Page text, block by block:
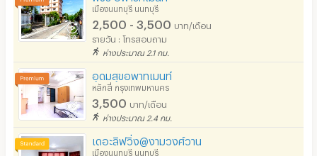
เมืองนนทบุรี นนทบุรี
2,500 - 3,500 บาท/เดือน
รายวัน : โทรสอบถาม
ห่างประมาณ 2.1 กม.
อุดมสุขอพาทเมนท์
หลักสี่ กรุงเทพมหานคร
3,500 บาท/เดือน
ห่างประมาณ 2.4 กม.
เดอะลิฟวิ่ง@งามวงศ์วาน
เมืองนนทบุรี นนทบุรี